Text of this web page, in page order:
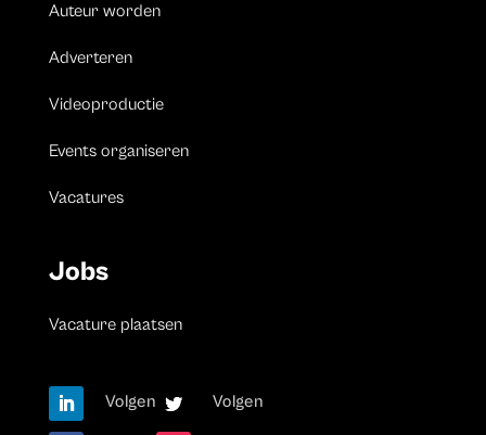
Auteur worden
Adverteren
Videoproductie
Events organiseren
Vacatures
Jobs
Vacature plaatsen
Volgen Volgen